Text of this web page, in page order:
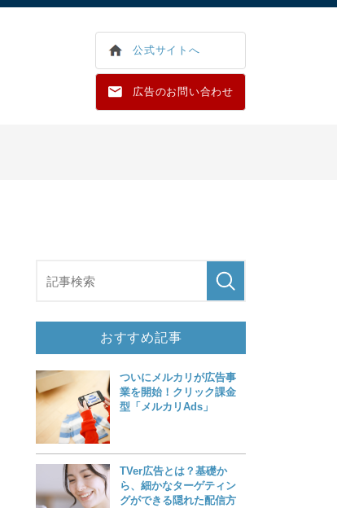
公式サイトへ
広告のお問い合わせ
おすすめ記事
ついにメルカリが広告事
業を開始！クリック課金
型「メルカリAds」
TVer広告とは？基礎か
ら、細かなターゲティン
グができる隠れた配信方